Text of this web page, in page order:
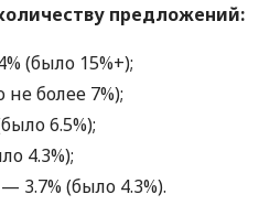
предложений:
(было 15%+);
не более 7%);
6.5%);
4.3%);
3.7% (было 4.3%).